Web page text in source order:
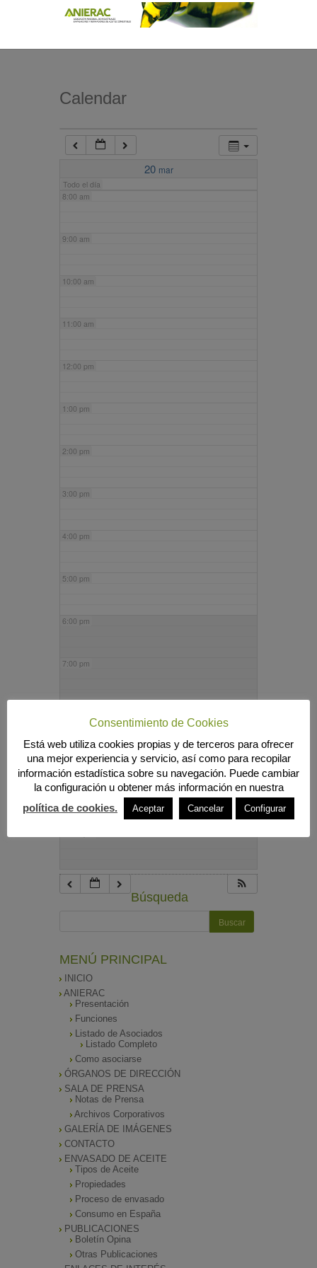
Calendar
20 mar
Todo el día
7:00 am
8:00 am
9:00 am
10:00 am
11:00 am
12:00 pm
1:00 pm
2:00 pm
3:00 pm
4:00 pm
5:00 pm
6:00 pm
7:00 pm
9:00 pm
10:00 pm
Búsqueda
MENÚ PRINCIPAL
INICIO
ANIERAC
Presentación
Funciones
Listado de Asociados
Listado Completo
Como asociarse
ÓRGANOS DE DIRECCIÓN
SALA DE PRENSA
Notas de Prensa
Archivos Corporativos
GALERÍA DE IMÁGENES
CONTACTO
ENVASADO DE ACEITE
Tipos de Aceite
Propiedades
Proceso de envasado
Consumo en España
PUBLICACIONES
Boletín Opina
Otras Publicaciones
Consentimiento de Cookies
Está web utiliza cookies propias y de terceros para ofrecer
una mejor experiencia y servicio, así como para recopilar
información estadística sobre su navegación. Puede cambiar
la configuración u obtener más información en nuestra
política de cookies.
Aceptar Cancelar Configurar